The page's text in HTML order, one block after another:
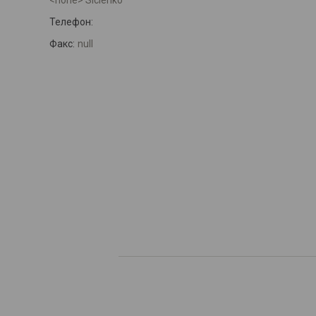
Телефон:
Факс: null